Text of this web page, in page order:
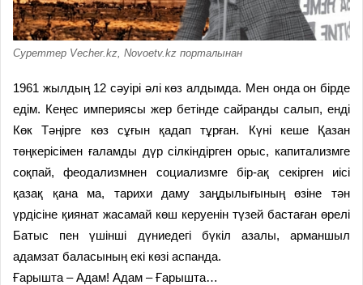
Суреттер Vecher.kz, Novoetv.kz порталынан
1961 жылдың 12 сәуірі әлі көз алдымда. Мен онда он бірде
едім. Кеңес империясы жер бетінде сайранды салып, енді
Көк Тәңірге көз сұғын қадап тұрған. Күні кеше Қазан
төңкерісімен ғаламды дүр сілкіндірген орыс, капитализмге
соқпай, феодализмнен социализмге бір-ақ секірген иісі
қазақ қана ма, тарихи даму заңдылығының өзіне тән
үрдісіне қиянат жасамай көш керуенін түзей бастаған өрелі
Батыс пен үшінші дүниедегі бүкіл азалы, арманшыл
адамзат баласының екі көзі аспанда.
Ғарышта – Адам! Адам – Ғарышта…